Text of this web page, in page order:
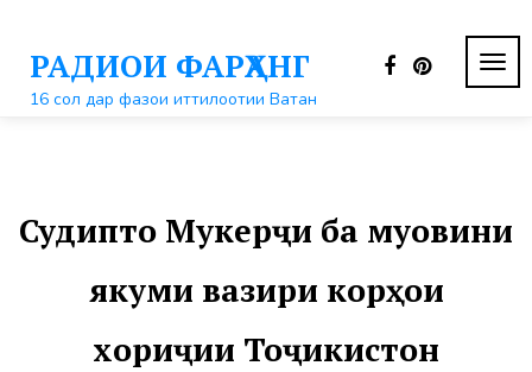
контентуРАДИОИ ФАРҲАНГ
16 сол дар фазои иттилоотии Ватан
Судипто Мукерҷи ба муовини
якуми вазири корҳои
хориҷии Тоҷикистон